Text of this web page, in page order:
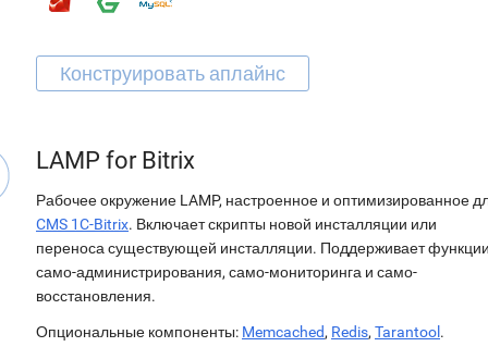
LAMP for Bitrix
Рабочее окружение LAMP, настроенное и оптимизированное
CMS 1C-Bitrix. Включает скрипты новой инсталляции или
переноса существующей инсталляции. Поддерживает
само-администрирования, само-мониторинга и само-
восстановления.
Опциональные компоненты: Memcached, Redis, Tarantool .